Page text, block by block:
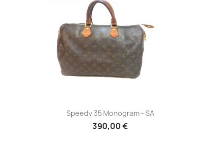
Speedy 35 Monogram - SA
390,00 €